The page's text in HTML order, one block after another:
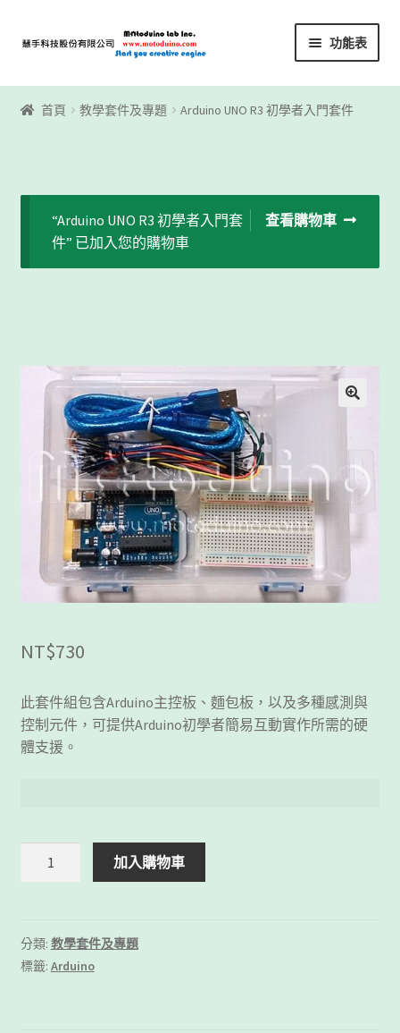
覽
容
功能表
首頁
Registration
商店
客製工程
我的帳號
範例頁面
聯絡我們
課程教學
購物車
首頁 教學套件及專題 Arduino UNO R3 初學者入門套件
查看購物車
“Arduino UNO R3 初學者入門套
件” 已加入您的購物車
NT$730
此套件組包含Arduino主控板、麵包板，以及多種感測與
控制元件，可提供Arduino初學者簡易互動實作所需的硬
體支援。
學
者
加入購物車
分類: 教學套件及專題
標籤: Arduino